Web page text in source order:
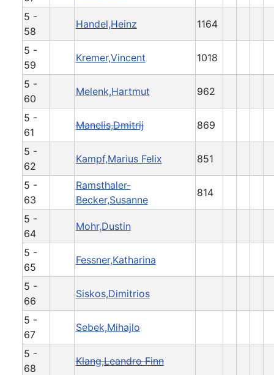
5 -
58
Handel,Heinz 1164
5 -
59
Kremer,Vincent 1018
5 -
60
Melenk,Hartmut 962
5 -
61
Manelis,Dmitrij 869
5 -
62
Kampf,Marius Felix 851
5 -
63
Ramsthaler-
Becker,Susanne
814
5 -
64
Mohr,Dustin
5 -
65
Fessner,Katharina
5 -
66
Siskos,Dimitrios
5 -
67
Sebek,Mihajlo
5 -
68
Klang,Leandro Finn